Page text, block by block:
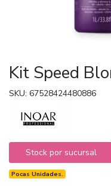
Kit Speed
SKU: 67528424480886
Stock por sucursal
Pocas Unidades.